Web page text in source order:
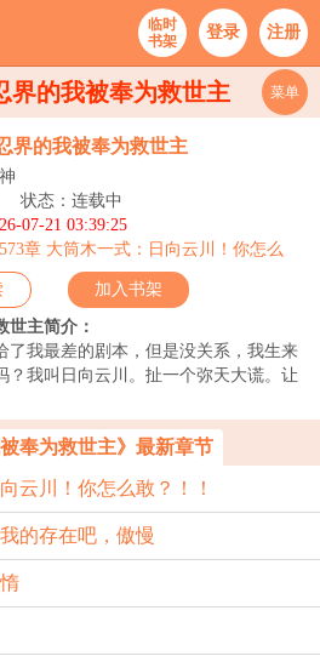
临时
书架
登录 注册
界的我被奉为救世主 菜单
界的我被奉为救世主
状态：连载中
07-21 03:39:25
章 大筒木一式：日向云川！你怎么
加入书架
世主简介：
了我最差的剧本，但是没关系，我生来
？我叫日向云川。扯一个弥天大谎。让
奉为救世主》最新章节
云川！你怎么敢？！！
的存在吧，傲慢